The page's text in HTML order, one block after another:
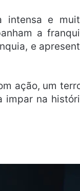
intensa e
a
e
ação, um
impar na